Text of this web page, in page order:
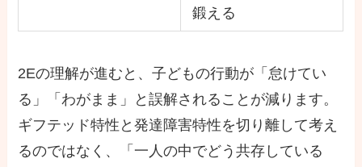
鍛える
2Eの理解が進むと、子どもの行動が「怠けてい
る」「わがまま」と誤解されることが減ります。
ギフテッド特性と発達障害特性を切り離して考え
るのではなく、「一人の中でどう共存している